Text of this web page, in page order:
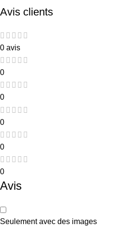
Avis clients
0 avis
0
0
0
0
0
Avis
Seulement avec des images